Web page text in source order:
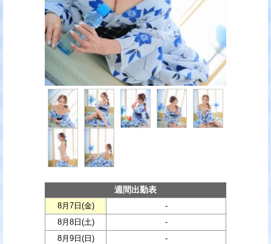
週間出勤表
8月7日(金)
-
8月8日(土)
-
8月9日(日 )
-